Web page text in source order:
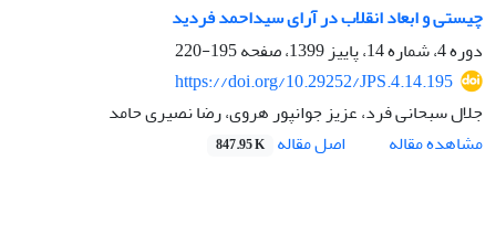
چیستی و ابعاد انقلاب در آرای سیداحمد فردید
دوره 4، شماره 14، پاییز 1399، صفحه
195-220
https://doi.org/10.29252/JPS.4.14.195
جلال سبحانی فرد، عزیز جوانپور هروی، رضا نصیری حامد
مشاهده مقاله
اصل مقاله 847.95 K